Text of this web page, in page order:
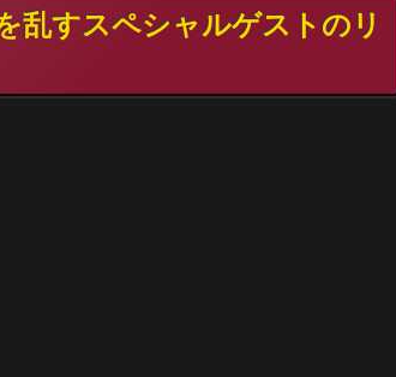
乱すスペシャルゲストのリ